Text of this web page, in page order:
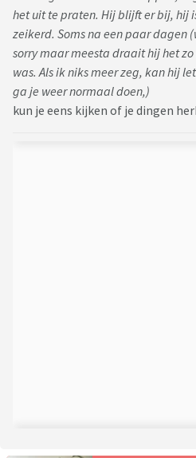
het uit te praten. Hij blijft er bij, hij
zeikerd. Soms na een paar dagen
sorry maar meesta draait hij het
was. Als ik niks meer zeg, kan hij
ga je weer normaal doen,)
kun je eens kijken of je dingen